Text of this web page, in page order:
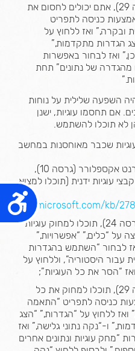
ובכרום (גרסה 29), אתם יכולים לחסום את
כניסה לתפריט
ובקרה,” ואז ללחוץ על
הגדרות מתקדמות,”
ואז לבחור באפשרות
מהגדרה של נתונים” תחת
השפעה שלילית על נוחות
אם תחסמו עוגיות, ישנן
לא תוכלו להשתמש.
שכבר מאוחסנות במחשב
בדפדפן אינטרנט אקספלורר (גרסה 10),
עוגיות ידנית (תוכלו למצוא
kb/
בפיירפוקס (גרסה 24), תוכלו למחוק עוגיות
על “כלים,” “אפשרויות,”
לבחור “השתמש בהגדרות
עבור היסטוריה”, וללחוץ על
ואז “הסר את כל העוגיות”;
ובכרום (גרסה 29), תוכלו למחוק את כל
כניסה לתפריט “התאמה
ואז ללחוץ על “הגדרות,” “הצג
ו-“נקה נתוני גלישה,” ואז
“מחק עוגיות ונתונים אחרים